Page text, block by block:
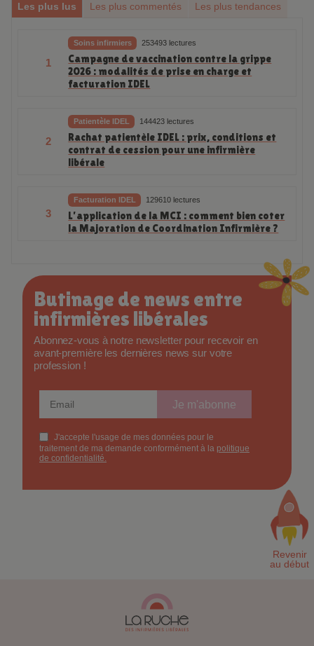
Les plus lus Les plus commentés Les plus tendances
1
Soins infirmiers 253493 lectures
Campagne de vaccination contre la grippe
2026 : modalités de prise en charge et
facturation IDEL
2
Patientèle IDEL 144423 lectures
Rachat patientèle IDEL : prix, conditions et
contrat de cession pour une infirmière
libérale
3
Facturation IDEL 129610 lectures
L’application de la MCI : comment bien coter
la Majoration de Coordination Infirmière ?
Butinage de news entre
infirmières libérales
Abonnez-vous à notre newsletter pour recevoir en
avant-première les dernières news sur votre
profession !